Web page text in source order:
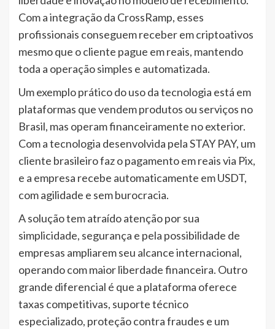
Com a integração da CrossRamp, esses
profissionais conseguem receber em criptoativos
mesmo que o cliente pague em reais, mantendo
toda a operação simples e automatizada.
Um exemplo prático do uso da tecnologia está em
plataformas que vendem produtos ou serviços no
Brasil, mas operam financeiramente no exterior.
Com a tecnologia desenvolvida pela STAY PAY, um
cliente brasileiro faz o pagamento em reais via Pix,
e a empresa recebe automaticamente em USDT,
com agilidade e sem burocracia.
A solução tem atraído atenção por sua
simplicidade, segurança e pela possibilidade de
empresas ampliarem seu alcance internacional,
operando com maior liberdade financeira. Outro
grande diferencial é que a plataforma oferece
taxas competitivas, suporte técnico
especializado, proteção contra fraudes e um